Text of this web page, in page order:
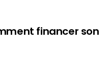
financer son